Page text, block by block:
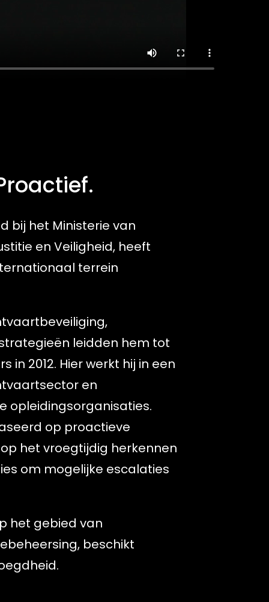
bij het Ministerie van
en Veiligheid, heeft
terrein
leidden hem tot
in 2012. Hier werkt hij in een
en
opleidingsorganisaties.
op proactieve
het vroegtijdig herkennen
om mogelijke escalaties
het gebied van
beschikt